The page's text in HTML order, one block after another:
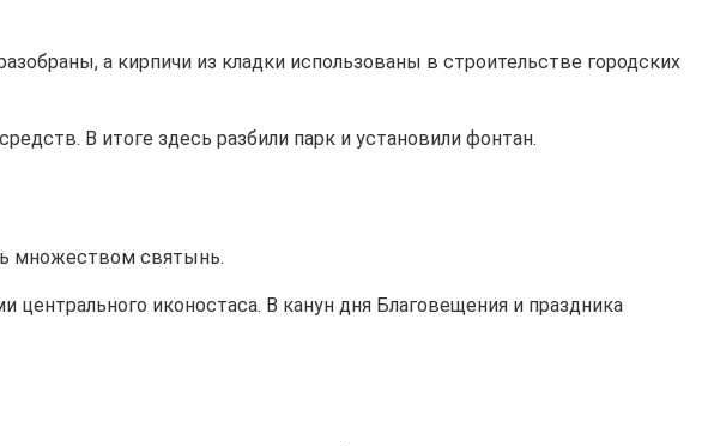
а кирпичи из кладки использованы в строительстве городских
В итоге здесь разбили парк и установили фонтан.
множеством святынь.
иконостаса. В канун дня Благовещения и праздника